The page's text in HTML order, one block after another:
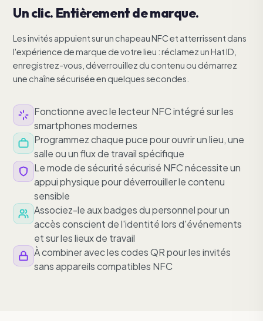
Un clic. Entièrement de marque.
Les invités appuient sur un chapeau NFC et atterrissent dans
l'expérience de marque de votre lieu : réclamez un Hat ID,
enregistrez-vous, déverrouillez du contenu ou démarrez
une chaîne sécurisée en quelques secondes.
Fonctionne avec le lecteur NFC intégré sur les
smartphones modernes
Programmez chaque puce pour ouvrir un lieu, une
salle ou un flux de travail spécifique
Le mode de sécurité sécurisé NFC nécessite un
appui physique pour déverrouiller le contenu
sensible
Associez-le aux badges du personnel pour un
accès conscient de l'identité lors d'événements
et sur les lieux de travail
À combiner avec les codes QR pour les invités
sans appareils compatibles NFC